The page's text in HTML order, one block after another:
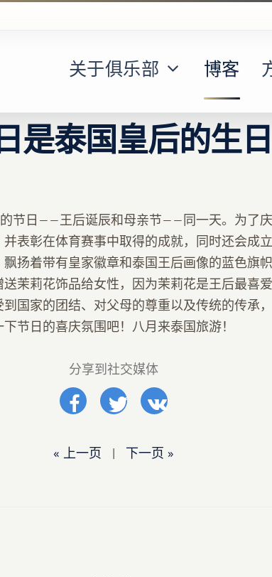
关于俱乐部 博客
是泰国皇后的生日
节日——王后诞辰和母亲节——同一天。为了
表彰在体育赛事中取得的成就，同时还会成
扬着带有皇家徽章和泰国王后画像的蓝色旗
茉莉花饰品给女性，因为茉莉花是王后最喜
国家的团结、对父母的尊重以及传统的传承
节日的喜庆氛围吧！八月来泰国旅游！
分享到社交媒体
« 上一页 | 下一页 »